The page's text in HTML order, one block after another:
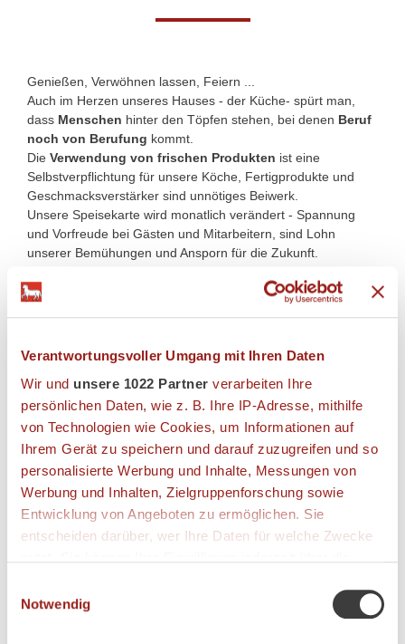
Verantwortungsvoller Umgang mit Ihren Daten
Wir und unsere 1022 Partner verarbeiten Ihre
persönlichen Daten, wie z. B. Ihre IP-Adresse, mithilfe
von Technologien wie Cookies, um Informationen auf
Ihrem Gerät zu speichern und darauf zuzugreifen und so
personalisierte Werbung und Inhalte, Messungen von
Werbung und Inhalten, Zielgruppenforschung sowie
Entwicklung von Angeboten zu ermöglichen. Sie
entscheiden darüber, wer Ihre Daten für welche Zwecke
Trigger Symbol ändern oder widerrufen
Notwendig
Genießen, Verwöhnen lassen, Feiern ...
Auch im Herzen unseres Hauses - der Küche- spürt man,
dass Menschen hinter den Töpfen stehen, bei denen Beruf
noch von Berufung kommt.
Die Verwendung von frischen Produkten ist eine
Selbstverpflichtung für unsere Köche, Fertigprodukte und
Geschmacksverstärker sind unnötiges Beiwerk.
Unsere Speisekarte wird monatlich verändert - Spannung
und Vorfreude bei Gästen und Mitarbeitern, sind Lohn
unserer Bemühungen und Ansporn für die Zukunft.
LECKERES AUS UNSERER
SPEISEKARTE
EIN KULINARISCHER STREIFZUG
Regionale und Internationale Küche erwartet Sie.